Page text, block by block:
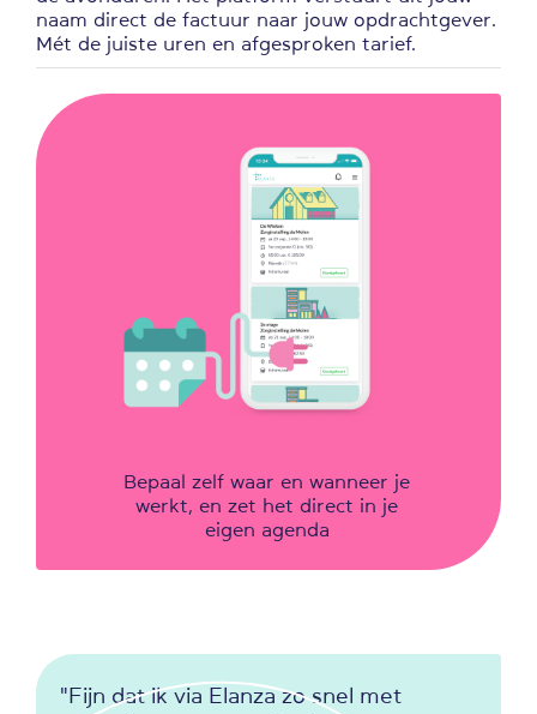
Bepaal zelf waar en wanneer je
werkt, en zet het direct in je
eigen agenda
naam direct de factuur naar jouw opdrachtgever.
Mét de juiste uren en afgesproken tarief.
"Fijn dat ik via Elanza zo snel met